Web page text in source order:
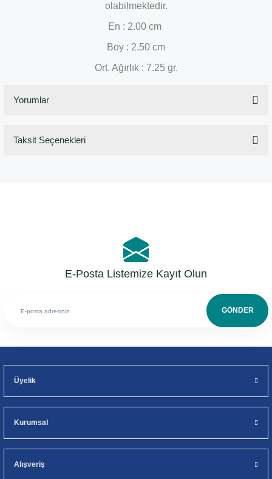
olabilmektedir.
En : 2.00 cm
Boy : 2.50 cm
Ort. Ağırlık : 7.25 gr.
Yorumlar
Taksit Seçenekleri
E-Posta Listemize Kayıt Olun
GÖNDER
Üyelik
Kurumsal
Alışveriş